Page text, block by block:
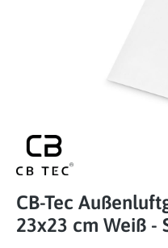
CB-Tec
23x23 cm Weiß -